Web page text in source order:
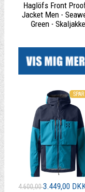
Haglöfs Front
Jacket Men -
Green - Skaljakke
4.600,003.449,00